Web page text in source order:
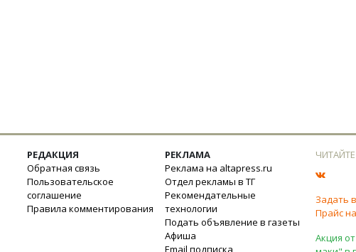
РЕДАКЦИЯ
Обратная связь
Пользовательское
соглашение
Правила комментирования
РЕКЛАМА
Реклама на altapress.ru
Отдел рекламы в ТГ
Рекомендательные
технологии
Подать объявление в газеты
Афиша
Email подписка
Задать
Прайс
Акция